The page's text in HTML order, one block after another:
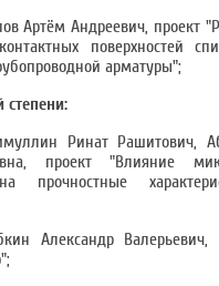
Андреевич, проект
поверхностей
арматуры";
Ринат Рашитович,
проект "Влияние
прочностные
Валерьевич,